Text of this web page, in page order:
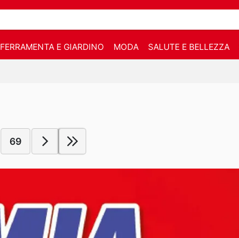
FERRAMENTA E GIARDINO MODA SALUTE E BELLEZZA
69